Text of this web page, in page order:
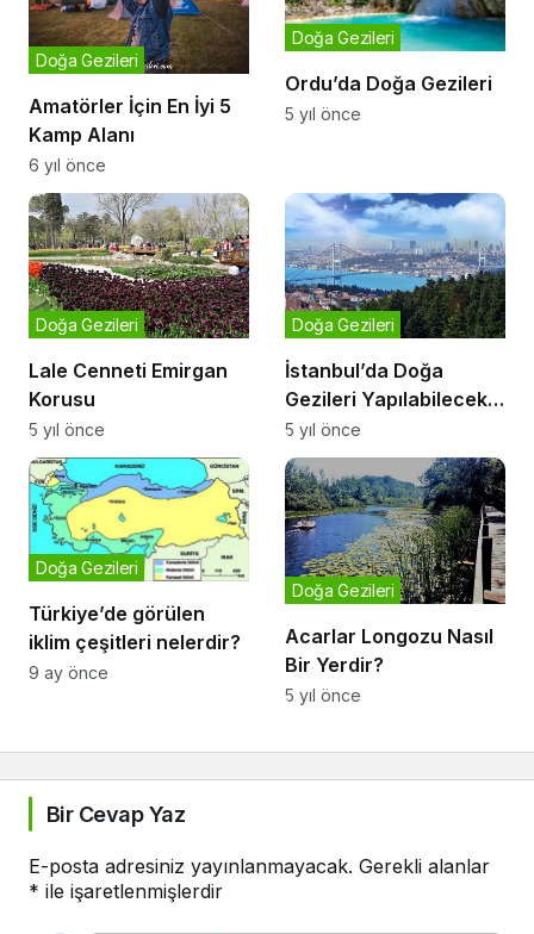
Amatörler İçin En İyi 5
Kamp Alanı
Doğa Gezileri
6 yıl önce
Ordu’da Doğa Gezileri
Doğa Gezileri
5 yıl önce
Lale Cenneti Emirgan
Korusu
Doğa Gezileri
5 yıl önce
İstanbul’da Doğa
Gezileri Yapılabilecek
Yerler
Doğa Gezileri
5 yıl önce
Türkiye’de görülen
iklim çeşitleri nelerdir?
Doğa Gezileri
9 ay önce
Acarlar Longozu Nasıl
Bir Yerdir?
Doğa Gezileri
5 yıl önce
Bir Cevap Yaz
E-posta adresiniz yayınlanmayacak. Gerekli alanlar
* ile işaretlenmişlerdir